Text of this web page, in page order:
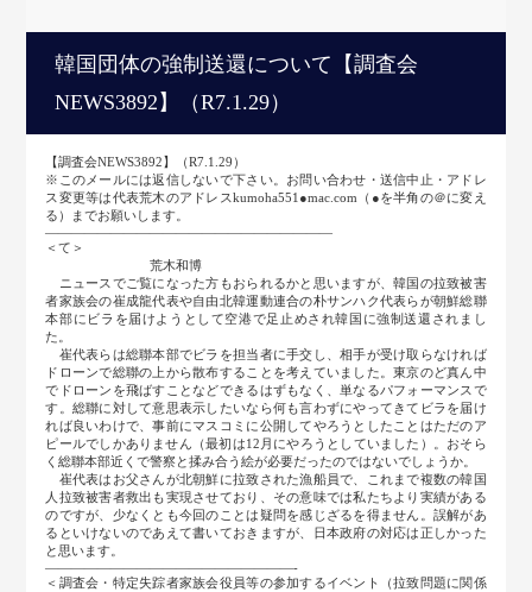
韓国団体の強制送還について【調査会
NEWS3892】（R7.1.29）
【調査会NEWS3892】（R7.1.29）
※このメールには返信しないで下さい。お問い合わせ・送信中止・アドレ
ス変更等は代表荒木のアドレスkumoha551●mac.com（●を半角の＠に変え
る）までお願いします。
――――――――――――――――――――――
＜て＞
荒木和博
ニュースでご覧になった方もおられるかと思いますが、韓国の拉致被害
者家族会の崔成龍代表や自由北韓運動連合の朴サンハク代表らが朝鮮総聯
本部にビラを届けようとして空港で足止めされ韓国に強制送還されまし
た。
崔代表らは総聯本部でビラを担当者に手交し、相手が受け取らなければ
ドローンで総聯の上から散布することを考えていました。東京のど真ん中
でドローンを飛ばすことなどできるはずもなく、単なるパフォーマンスで
す。総聯に対して意思表示したいなら何も言わずにやってきてビラを届け
れば良いわけで、事前にマスコミに公開してやろうとしたことはただのア
ピールでしかありません（最初は12月にやろうとしていました）。おそら
く総聯本部近くで警察と揉み合う絵が必要だったのではないでしょうか。
崔代表はお父さんが北朝鮮に拉致された漁船員で、これまで複数の韓国
人拉致被害者救出も実現させており、その意味では私たちより実績がある
のですが、少なくとも今回のことは疑問を感じざるを得ません。誤解があ
るといけないのであえて書いておきますが、日本政府の対応は正しかった
と思います。
―――――――――――――――――――-
＜調査会・特定失踪者家族会役員等の参加するイベント（拉致問題に関係